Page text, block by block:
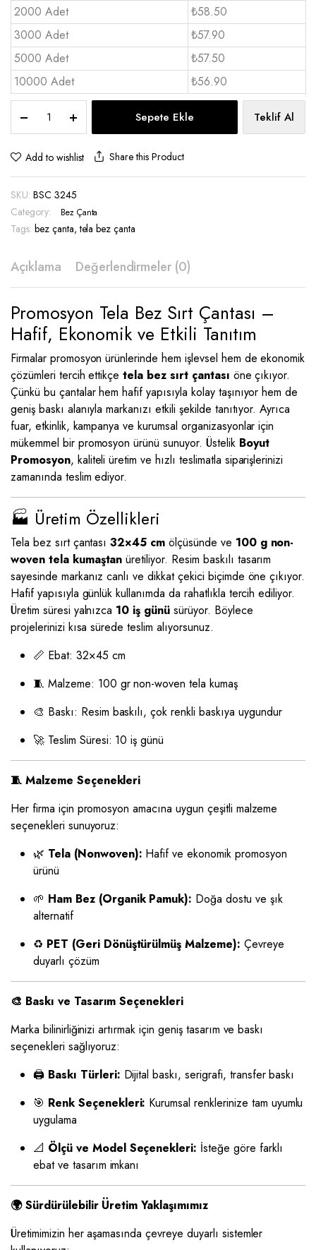
2000 Adet
₺58.50
3000 Adet
₺57.90
5000 Adet
₺57.50
10000 Adet
₺56.90
Sırt
Çantası
-
BSC
3245
quantity
Sepete Ekle Teklif Al
Add to wishlist Share this Product
SKU: BSC 3245
Category:
Bez Çanta
Tags: bez çanta,tela bez çanta
Açıklama Değerlendirmeler (0)
Promosyon Tela Bez Sırt Çantası –
Hafif, Ekonomik ve Etkili Tanıtım
Firmalar promosyon ürünlerinde hem işlevsel hem de ekonomik
çözümleri tercih ettikçe tela bez sırt çantası öne çıkıyor.
Çünkü bu çantalar hem hafif yapısıyla kolay taşınıyor hem de
geniş baskı alanıyla markanızı etkili şekilde tanıtıyor. Ayrıca
fuar, etkinlik, kampanya ve kurumsal organizasyonlar için
mükemmel bir promosyon ürünü sunuyor. Üstelik Boyut
Promosyon, kaliteli üretim ve hızlı teslimatla siparişlerinizi
zamanında teslim ediyor.
🏭 Üretim Özellikleri
Tela bez sırt çantası32×45 cm ölçüsünde ve 100 g non-
woven tela kumaştan üretiliyor. Resim baskılı tasarım
sayesinde markanız canlı ve dikkat çekici biçimde öne çıkıyor.
Hafif yapısıyla günlük kullanımda da rahatlıkla tercih ediliyor.
Üretim süresi yalnızca 10 iş günü sürüyor. Böylece
projelerinizi kısa sürede teslim alıyorsunuz.
📏 Ebat: 32×45 cm
🧵 Malzeme: 100 gr non-woven tela kumaş
🎨 Baskı: Resim baskılı, çok renkli baskıya uygundur
🚀 Teslim Süresi: 10 iş günü
🧵 Malzeme Seçenekleri
Her firma için promosyon amacına uygun çeşitli malzeme
seçenekleri sunuyoruz:
🌿 Tela (Nonwoven): Hafif ve ekonomik promosyon
ürünü
🌱 Ham Bez (Organik Pamuk): Doğa dostu ve şık
alternatif
♻️ PET (Geri Dönüştürülmüş Malzeme): Çevreye
duyarlı çözüm
🎨 Baskı ve Tasarım Seçenekleri
Marka bilinirliğinizi artırmak için geniş tasarım ve baskı
seçenekleri sağlıyoruz:
🖨️ Baskı Türleri: Dijital baskı, serigrafi, transfer baskı
🎯 Renk Seçenekleri: Kurumsal renklerinize tam uyumlu
uygulama
📐 Ölçü ve Model Seçenekleri: İsteğe göre farklı
ebat ve tasarım imkanı
🌍 Sürdürülebilir Üretim Yaklaşımımız
Üretimimizin her aşamasında çevreye duyarlı sistemler